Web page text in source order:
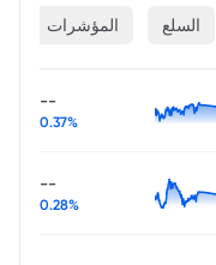
السلع المؤشرات
--
0.37%
--
0.28%